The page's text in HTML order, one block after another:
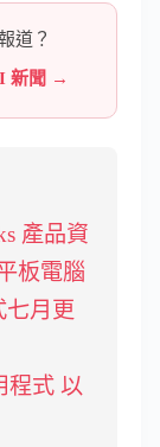
道？
新聞 →
產品資
板電腦
七月更
程式 以